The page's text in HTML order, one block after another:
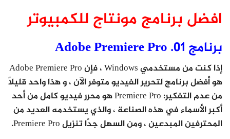
افضل برنامج مونتاج للكمبيوتر
برنامج 01. Adobe Premiere Pro
إذا كنت من مستخدمي Windows ، فإن Adobe Premiere Pro
هو أفضل برنامج لتحرير الفيديو متوفر الآن ، و هذا واحد قليلاً
من عدم التفكير: Premiere Pro هو محرر فيديو كامل من أحد
أكبر الأسماء في هذه الصناعة ، والذي يستخدمه العديد من
المحترفين المبدعين ، ومن السهل جدًا تنزيل Premiere Pro.